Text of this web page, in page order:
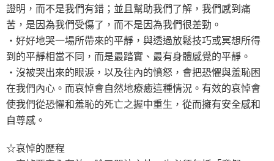
證明，而不是我們有錯；並且幫助我們了解，我們感到痛
苦，是因為我們受傷了，而不是因為我們很差勁。
‧好好地哭一場所帶來的平靜，與透過放鬆技巧或冥想所得
到的平靜相當不同，而是最踏實、最有身體感覺的平靜。
‧沒被哭出來的眼淚，以及往內的憤怒，會把恐懼與羞恥困
在我們內心。而哀悼會自然地療癒這種情況。有效的哀悼會
使我們從恐懼和羞恥的死亡之握中重生，從而擁有安全感和
自尊感。
☆哀悼的歷程